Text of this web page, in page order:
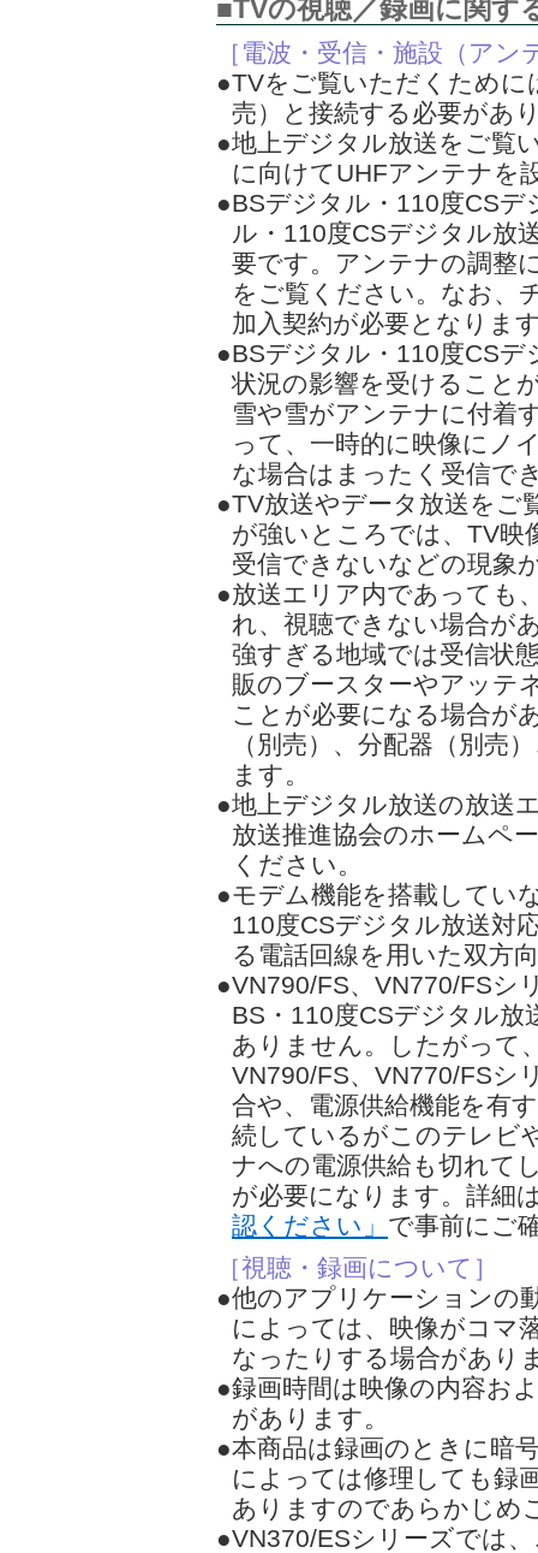
■TVの視聴／録画に関す
［電波・受信・施設（ア
●TVをご覧いただくため
売）と接続する必要があ
●地上デジタル放送をご覧
に向けてUHFアンテナを
●BSデジタル・110度CS
ル・110度CSデジタル放
要です。アンテナの調整
をご覧ください。なお、
加入契約が必要となりま
●BSデジタル・110度CSデ
状況の影響を受けること
雪や雪がアンテナに付着
って、一時的に映像にノ
な場合はまったく受信で
●TV放送やデータ放送をご
が強いところでは、TV映
受信できないなどの現象
●放送エリア内であっても
れ、視聴できない場合が
強すぎる地域では受信状
販のブースターやアッテ
ことが必要になる場合が
（別売）、分配器（別売
ます。
●地上デジタル放送の放送
放送推進協会のホームペ
ください。
●モデム機能を搭載してい
110度CSデジタル放送対
る電話回線を用いた双方
●VN790/FS、VN770/FSシ
BS・110度CSデジタル放
ありません。したがって
VN790/FS、VN770/FSシ
合や、電源供給機能を有
続しているがこのテレビ
ナへの電源供給も切れて
が必要になります。詳細
認ください」 で事前にご
［視聴・録画について］
●他のアプリケーションの
によっては、映像がコマ
なったりする場合があり
●録画時間は映像の内容お
があります。
●本商品は録画のときに暗
によっては修理しても録
ありますのであらかじめ
●VN370/ESシリーズでは